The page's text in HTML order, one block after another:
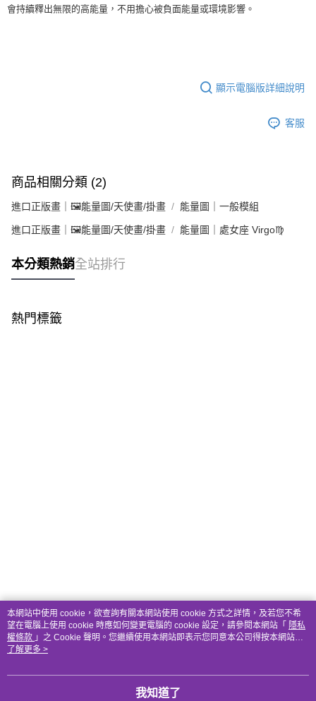
會持續釋出無限的高能量，不用擔心被負面能量或環境影響。
顯示電腦版詳細說明
客服
商品相關分類 (2)
進口正版畫｜🖼️能量圖/天使畫/掛畫 能量圖｜一般模組
進口正版畫｜🖼️能量圖/天使畫/掛畫 能量圖｜處女座 Virgo♍
本分類熱銷全站排行
熱門標籤
本網站中使用 cookie，欲查詢有關本網站使用 cookie 方式之詳情，及若您不希
望在電腦上使用 cookie 時應如何變更電腦的 cookie 設定，請參閱本網站「 隱私
權條款 」之 Cookie 聲明。您繼續使用本網站即表示您同意本公司得按本網站使
用條款之 Cookie 聲明使用 cookie。
了解更多 >
我知道了